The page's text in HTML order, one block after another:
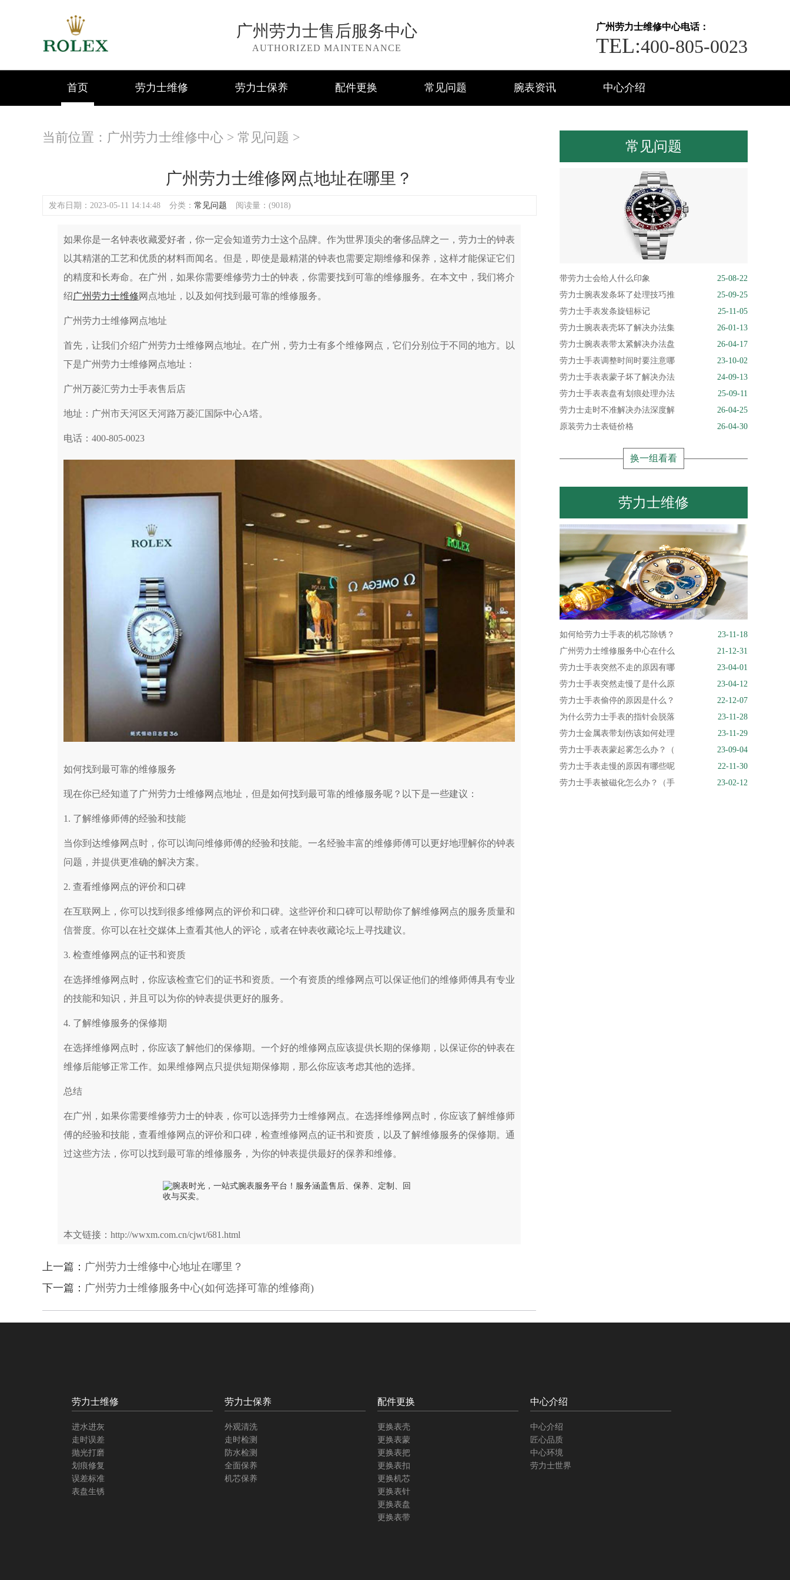
广州劳力士售后服务中心
AUTHORIZED MAINTENANCE
广州劳力士维修中心电话：
TEL:400-805-0023
首页 劳力士维修 劳力士保养 配件更换 常见问题 腕表资讯 中心介绍
当前位置： 广州劳力士维修中心 > 常见问题 >
广州劳力士维修网点地址在哪里？
发布日期：2023-05-11 14:14:48 分类： 常见问题 阅读量：(9018)
如果你是一名钟表收藏爱好者，你一定会知道劳力士这个品牌。作为世界顶尖的奢侈品牌之一，劳力士的钟表
以其精湛的工艺和优质的材料而闻名。但是，即使是最精湛的钟表也需要定期维修和保养，这样才能保证它们
的精度和长寿命。在广州，如果你需要维修劳力士的钟表，你需要找到可靠的维修服务。在本文中，我们将介
绍广州劳力士维修网点地址，以及如何找到最可靠的维修服务。
广州劳力士维修网点地址
首先，让我们介绍广州劳力士维修网点地址。在广州，劳力士有多个维修网点，它们分别位于不同的地方。以
下是广州劳力士维修网点地址：
广州万菱汇劳力士手表售后店
地址：广州市天河区天河路万菱汇国际中心A塔。
电话：400-805-0023
如何找到最可靠的维修服务
现在你已经知道了广州劳力士维修网点地址，但是如何找到最可靠的维修服务呢？以下是一些建议：
1. 了解维修师傅的经验和技能
当你到达维修网点时，你可以询问维修师傅的经验和技能。一名经验丰富的维修师傅可以更好地理解你的钟表
问题，并提供更准确的解决方案。
2. 查看维修网点的评价和口碑
在互联网上，你可以找到很多维修网点的评价和口碑。这些评价和口碑可以帮助你了解维修网点的服务质量和
信誉度。你可以在社交媒体上查看其他人的评论，或者在钟表收藏论坛上寻找建议。
3. 检查维修网点的证书和资质
在选择维修网点时，你应该检查它们的证书和资质。一个有资质的维修网点可以保证他们的维修师傅具有专业
的技能和知识，并且可以为你的钟表提供更好的服务。
4. 了解维修服务的保修期
在选择维修网点时，你应该了解他们的保修期。一个好的维修网点应该提供长期的保修期，以保证你的钟表在
维修后能够正常工作。如果维修网点只提供短期保修期，那么你应该考虑其他的选择。
总结
在广州，如果你需要维修劳力士的钟表，你可以选择劳力士维修网点。在选择维修网点时，你应该了解维修师
傅的经验和技能，查看维修网点的评价和口碑，检查维修网点的证书和资质，以及了解维修服务的保修期。通
过这些方法，你可以找到最可靠的维修服务，为你的钟表提供最好的保养和维修。
本文链接：http://wwxm.com.cn/cjwt/681.html
上一篇： 广州劳力士维修中心地址在哪里？
下一篇： 广州劳力士维修服务中心(如何选择可靠的维修商)
常见问题
带劳力士会给人什么印象
25-08-22
劳力士腕表发条坏了处理技巧推
25-09-25
劳力士手表发条旋钮标记
25-11-05
劳力士腕表表壳坏了解决办法集
26-01-13
劳力士腕表表带太紧解决办法盘
26-04-17
劳力士手表调整时间时要注意哪
23-10-02
劳力士手表表蒙子坏了解决办法
24-09-13
劳力士手表表盘有划痕处理办法
25-09-11
劳力士走时不准解决办法深度解
26-04-25
原装劳力士表链价格
26-04-30
换一组看看
劳力士维修
如何给劳力士手表的机芯除锈？
23-11-18
广州劳力士维修服务中心在什么
21-12-31
劳力士手表突然不走的原因有哪
23-04-01
劳力士手表突然走慢了是什么原
23-04-12
劳力士手表偷停的原因是什么？
22-12-07
为什么劳力士手表的指针会脱落
23-11-28
劳力士金属表带划伤该如何处理
23-11-29
劳力士手表表蒙起雾怎么办？（
23-09-04
劳力士手表走慢的原因有哪些呢
22-11-30
劳力士手表被磁化怎么办？（手
23-02-12
劳力士维修
进水进灰
走时误差
抛光打磨
划痕修复
误差标准
表盘生锈
劳力士保养
外观清洗
走时检测
防水检测
全面保养
机芯保养
配件更换
更换表壳
更换表蒙
更换表把
更换表扣
更换机芯
更换表针
更换表盘
更换表带
中心介绍
中心介绍
匠心品质
中心环境
劳力士世界